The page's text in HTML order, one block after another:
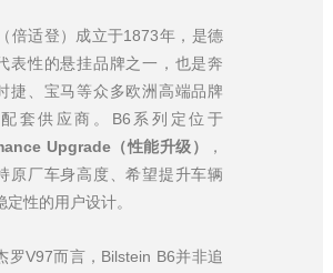
倍适登）成立于1873年，是德
表性的悬挂品牌之一，也是奔
捷、宝马等众多欧洲高端品牌
套供应商。B6系列定位于
Upgrade（性能升级）
，
原厂车身高度、希望提升车辆
定性的用户设计。
罗V97而言，Bilstein B6并非追